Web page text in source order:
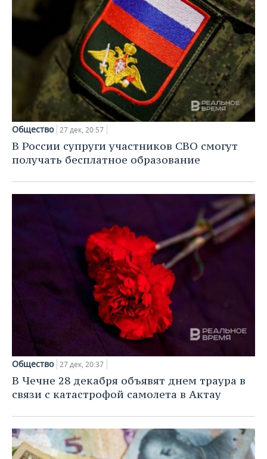
Общество 27 дек, 20:57
В России супруги участников СВО смогут
получать бесплатное образование
Общество 27 дек, 20:37
В Чечне 28 декабря объявят днем траура в
связи с катастрофой самолета в Актау